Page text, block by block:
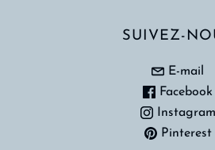
SUIVEZ-
E-mail
Facebook
Instagram
Pinterest